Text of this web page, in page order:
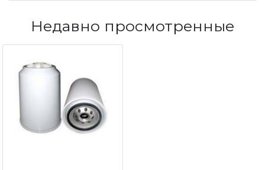
Недавно просмотренные